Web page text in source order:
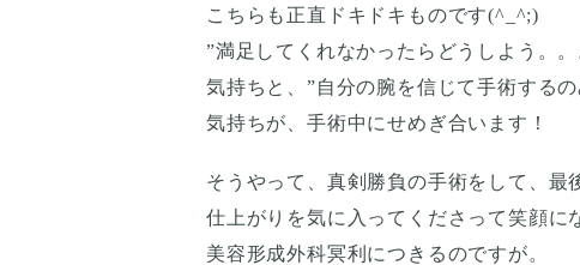
こちらも正直ドキドキものです(^_^;)
”満足してくれなかったらどうしよう。。
気持ちと、”自分の腕を信じて手術するの
気持ちが、手術中にせめぎ合います！
そうやって、真剣勝負の手術をして、最
仕上がりを気に入ってくださって笑顔に
美容形成外科冥利につきるのですが。